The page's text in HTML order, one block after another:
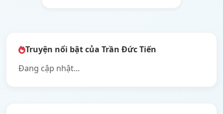
Truyện nổi bật của Trần Đức Tiến
Đang cập nhật...